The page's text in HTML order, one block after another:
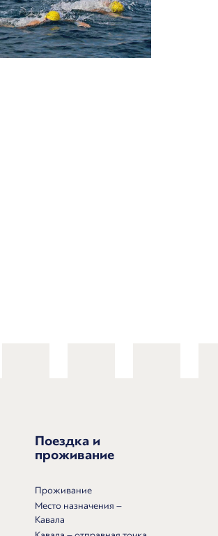
атлетическая
Поездка и
проживание
Проживание
Место назначения –
Кавала